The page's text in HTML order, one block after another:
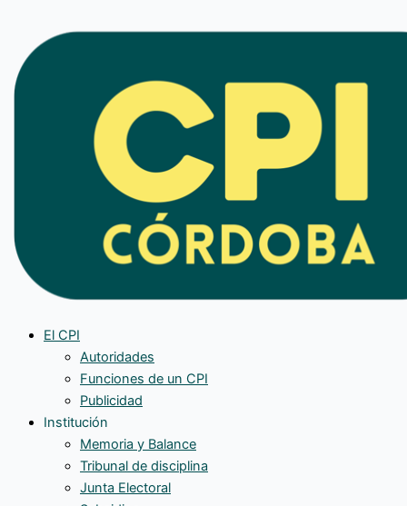
contenido
El CPI
Autoridades
Funciones de un CPI
Publicidad
Institución
Memoria y Balance
Tribunal de disciplina
Junta Electoral